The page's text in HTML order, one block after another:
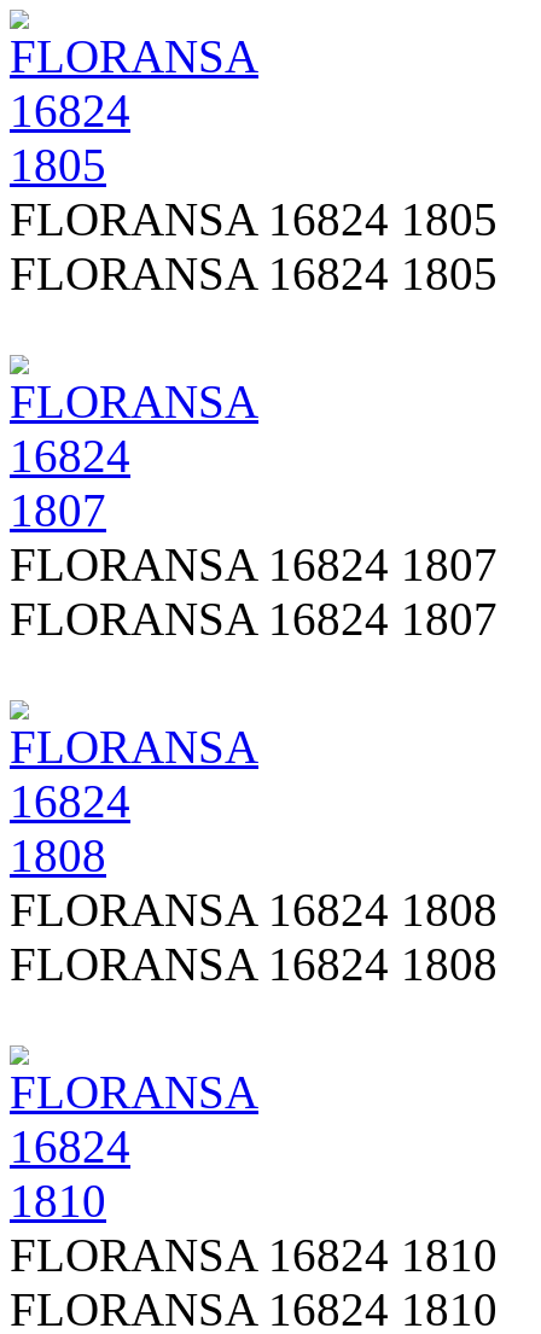
FLORANSA 16824 1805
FLORANSA 16824 1805
FLORANSA 16824 1807
FLORANSA 16824 1807
FLORANSA 16824 1808
FLORANSA 16824 1808
FLORANSA 16824 1810
FLORANSA 16824 1810